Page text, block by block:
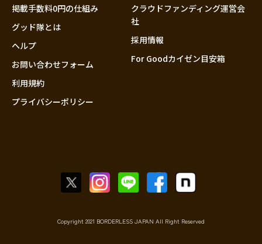
大分
掲載手数料0円の仕組み
グッド隊とは
ヘルプ
お問い合わせフォーム
利用規約
プライバシーポリシー
クラウドファンディング運営会
社
採用情報
For Goodカイゼン目安箱
Copyright 2021 BORDERLESS JAPAN All Right Reserved